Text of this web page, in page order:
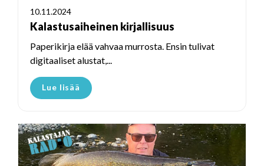
10.11.2024
Kalastusaiheinen kirjallisuus
Paperikirja elää vahvaa murrosta. Ensin tulivat
digitaaliset alustat,...
Lue lisää